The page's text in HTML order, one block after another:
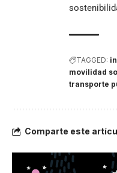
TAGGED:
movilidad
transporte
Comparte este